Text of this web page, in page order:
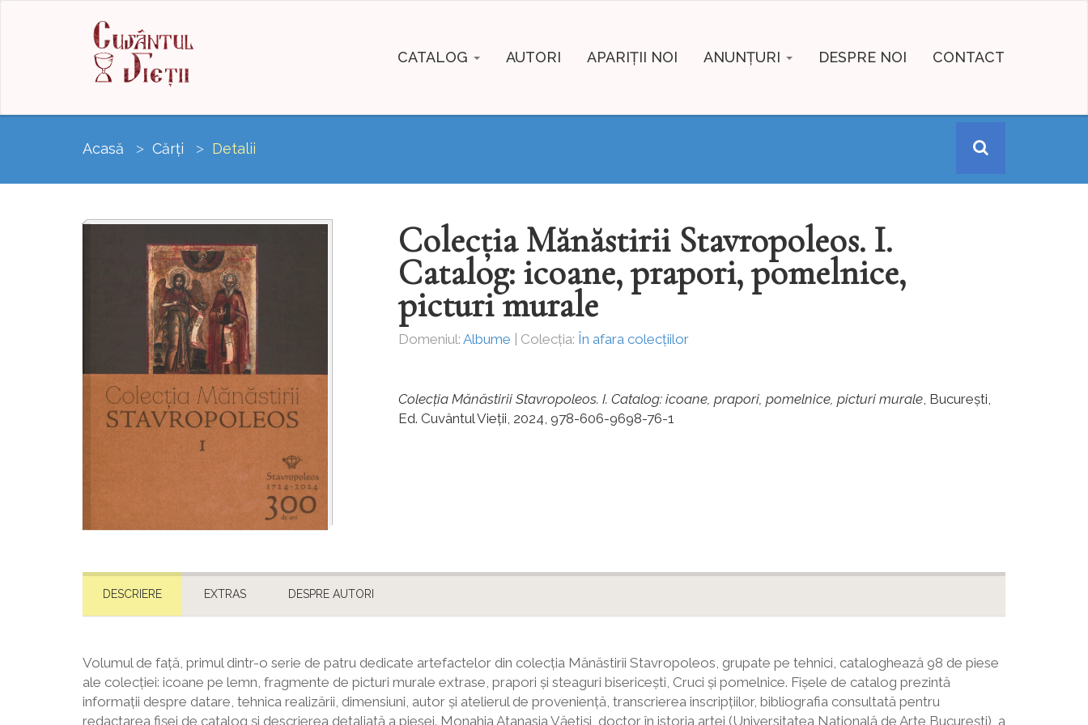
CATALOG AUTORI APARIȚII NOI ANUNȚURI DESPRE NOI CONTACT
Acasă Cărți Detalii
Colecția Mănăstirii Stavropoleos. I.
Catalog: icoane, prapori, pomelnice,
picturi murale
Domeniul: Albume | Colecția: În afara colecțiilor
Colecția Mănăstirii Stavropoleos. I. Catalog: icoane, prapori, pomelnice, picturi murale, București,
Ed. Cuvântul Vieții, 2024, 978-606-9698-76-1
DESCRIERE EXTRAS DESPRE AUTORI
Volumul de față, primul dintr-o serie de patru dedicate artefactelor din colecția Mănăstirii Stavropoleos, grupate pe tehnici, cataloghează 98 de piese
ale colecției: icoane pe lemn, fragmente de picturi murale extrase, prapori și steaguri bisericești, Cruci și pomelnice. Fișele de catalog prezintă
informații despre datare, tehnica realizării, dimensiuni, autor și atelierul de proveniență, transcrierea inscripțiilor, bibliografia consultată pentru
redactarea fișei de catalog și descrierea detaliată a piesei. Monahia Atanasia Văetiși, doctor în istoria artei (Universitatea Națională de Arte București), a